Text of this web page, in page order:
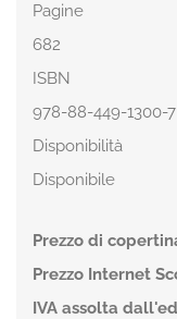
Pagine
682
ISBN
978-88-449-1300-7
Disponibilità
Disponibile
Prezzo di
Prezzo Internet
IVA assolta